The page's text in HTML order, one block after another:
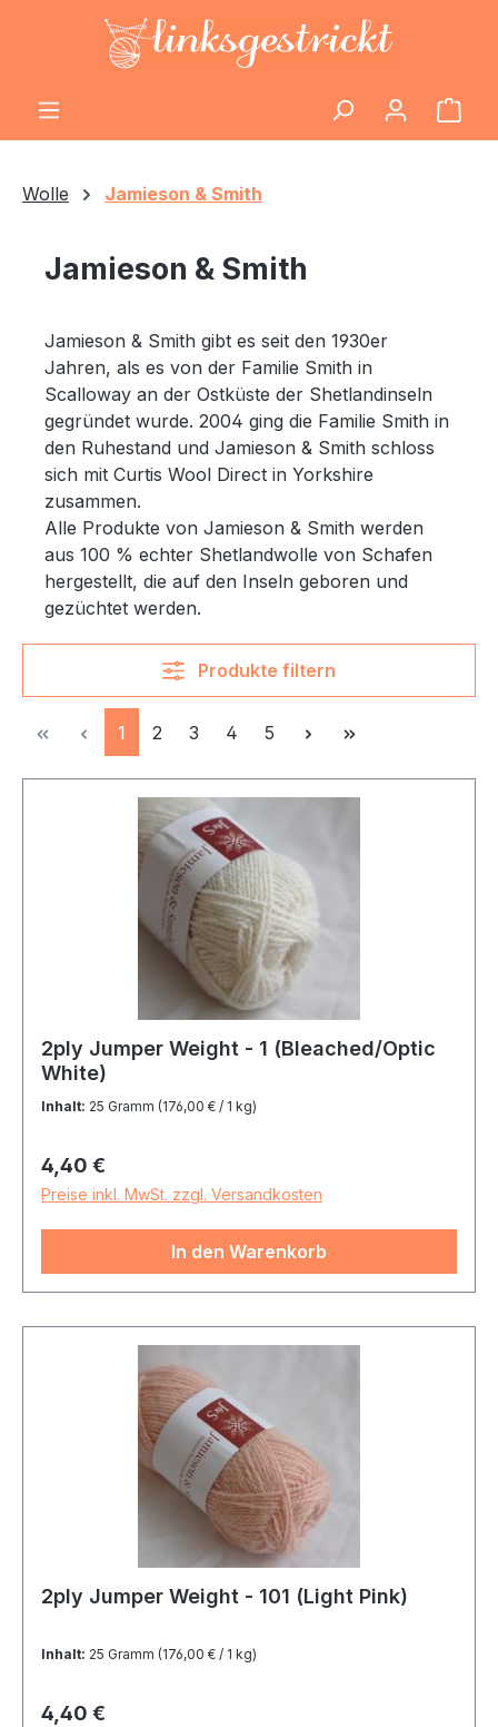
Zum Hauptinhalt springen
Wolle Jamieson & Smith
Jamieson & Smith
Jamieson & Smith gibt es seit den 1930er
Jahren, als es von der Familie Smith in
Scalloway an der Ostküste der Shetlandinseln
gegründet wurde. 2004 ging die Familie Smith in
den Ruhestand und Jamieson & Smith schloss
sich mit Curtis Wool Direct in Yorkshire
zusammen.
Alle Produkte von Jamieson & Smith werden
aus 100 % echter Shetlandwolle von Schafen
hergestellt, die auf den Inseln geboren und
gezüchtet werden.
Produkte filtern
Seite
1 Seite
2 Seite
3 Seite
4 Seite
5
2ply Jumper Weight - 1 (Bleached/Optic
White)
Inhalt: 25 Gramm (176,00 € / 1 kg)
Regulärer Preis:
4,40 €
Preise inkl. MwSt. zzgl. Versandkosten
In den Warenkorb
2ply Jumper Weight - 101 (Light Pink)
Inhalt: 25 Gramm (176,00 € / 1 kg)
Regulärer Preis:
4,40 €